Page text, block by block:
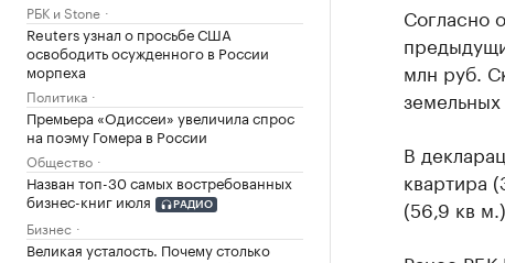
РБК и Stone
Reuters узнал о просьбе США
освободить осужденного в России
морпеха
Политика
Премьера «Одиссеи» увеличила спрос
на поэму Гомера в России
Общество
Назван топ-30 самых востребованных
бизнес-книг июля
РАДИО
Бизнес
Великая усталость. Почему столько
Согласно
млн руб.
земельных
В
квартира
(56,9 кв